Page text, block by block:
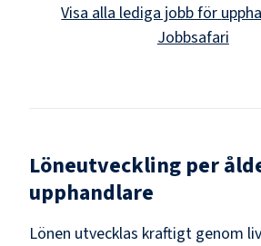
Visa alla lediga jobb för
Jobbsafari
Löneutveckling per
upphandlare
Lönen utvecklas kraftigt genom